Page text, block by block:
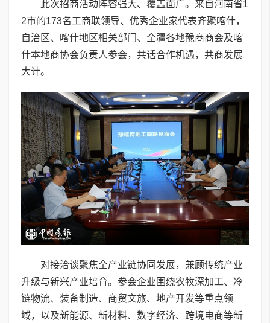
此次招商活动阵容强大、覆盖面广。来自河南省1
2市的173名工商联领导、优秀企业家代表齐聚喀什，
自治区、喀什地区相关部门、全疆各地豫商商会及喀
什本地商协会负责人参会，共话合作机遇，共商发展
大计。
对接洽谈聚焦全产业链协同发展，兼顾传统产业
升级与新兴产业培育。参会企业围绕农牧深加工、冷
链物流、装备制造、商贸文旅、地产开发等重点领
域，以及新能源、新材料、数字经济、跨境电商等新